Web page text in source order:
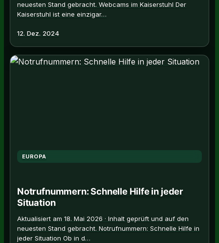
neuesten Stand gebracht. Webcams im Kaiserstuhl Der
Kaiserstuhl ist eine einzigar…
12. Dez. 2024
EUROPA
Notrufnummern: Schnelle Hilfe in jeder
Situation
Aktualisiert am 18. Mai 2026 · Inhalt geprüft und auf den
neuesten Stand gebracht. Notrufnummern: Schnelle Hilfe in
jeder Situation Ob in d…